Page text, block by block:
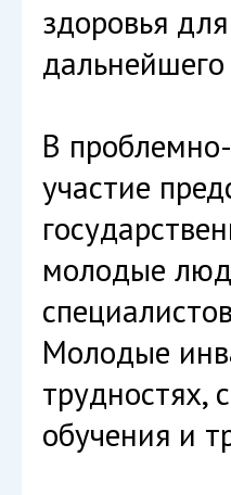
здоровья
дальнейшего
В
участие
молодые
Молодые
трудностях,
обучения и